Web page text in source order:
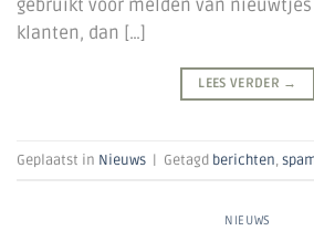
gebruikt voor melden van
klanten, dan […]
LEES VERDER →
Geplaatst in Nieuws | Getagd berichten,
NIEUWS